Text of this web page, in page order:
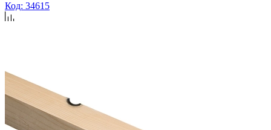
Код: 34615